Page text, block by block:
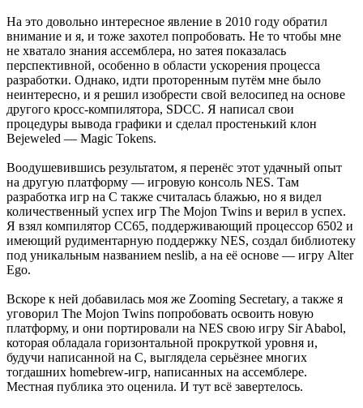
На это довольно интересное явление в 2010 году обратил
внимание и я, и тоже захотел попробовать. Не то чтобы мне
не хватало знания ассемблера, но затея показалась
перспективной, особенно в области ускорения процесса
разработки. Однако, идти проторенным путём мне было
неинтересно, и я решил изобрести свой велосипед на основе
другого кросс-компилятора, SDCC. Я написал свои
процедуры вывода графики и сделал простенький клон
Bejeweled — Magic Tokens.
Воодушевившись результатом, я перенёс этот удачный опыт
на другую платформу — игровую консоль NES. Там
разработка игр на C также считалась блажью, но я видел
количественный успех игр The Mojon Twins и верил в успех.
Я взял компилятор CC65, поддерживающий процессор 6502 и
имеющий рудиментарную поддержку NES, создал библиотеку
под уникальным названием neslib, а на её основе — игру Alter
Ego.
Вскоре к ней добавилась моя же Zooming Secretary, а также я
уговорил The Mojon Twins попробовать освоить новую
платформу, и они портировали на NES свою игру Sir Ababol,
которая обладала горизонтальной прокруткой уровня и,
будучи написанной на C, выглядела серьёзнее многих
тогдашних homebrew-игр, написанных на ассемблере.
Местная публика это оценила. И тут всё завертелось.